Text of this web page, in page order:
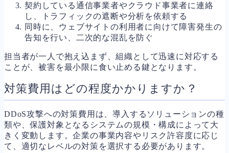
契約している通信事業者やクラウド事業者に連絡
し、トラフィックの遮断や分析を依頼する
同時に、ウェブサイトの利用者に向けて障害発生の
告知を行い、二次的な混乱を防ぐ
担当者が一人で抱え込まず、組織として迅速に対応する
ことが、被害を最小限に食い止める鍵となります。
対策費用はどの程度かかりますか？
DDoS攻撃への対策費用は、導入するソリューションの種
類や、保護対象となるシステムの規模・構成によって大
きく変動します。企業の事業内容やリスク許容度に応じ
て、適切なレベルの対策を選択する必要があります。